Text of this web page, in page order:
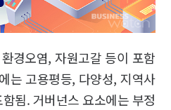
경오염, 자원고갈 등이 포함
는 고용평등, 다양성, 지역사
됨. 거버넌스 요소에는 부정